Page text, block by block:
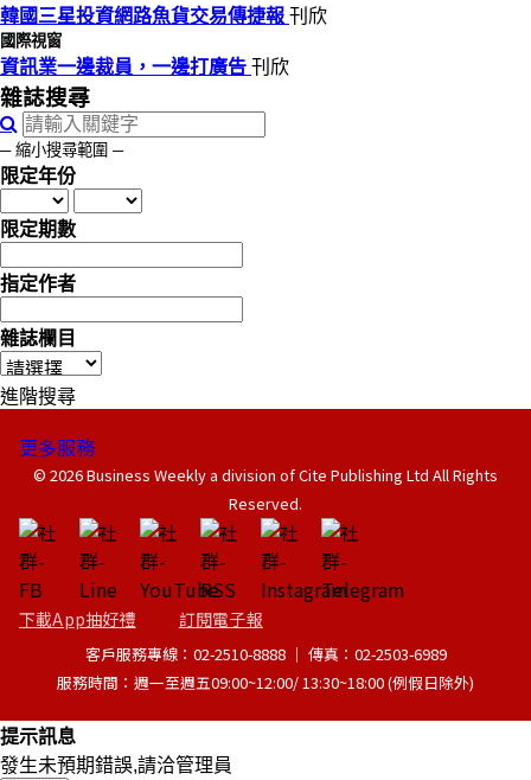
韓國三星投資網路魚貨交易傳捷報 刊欣
國際視窗
資訊業一邊裁員，一邊打廣告 刊欣
雜誌搜尋
─ 縮小搜尋範圍 ─
限定年份
限定期數
指定作者
雜誌欄目
進階搜尋
更多服務
© 2026 Business Weekly a division of Cite Publishing Ltd All Rights
Reserved.
下載App抽好禮 訂閱電子報
客戶服務專線：02-2510-8888 │ 傳真：02-2503-6989
服務時間：週一至週五09:00~12:00/ 13:30~18:00 (例假日除外)
提示訊息
發生未預期錯誤,請洽管理員